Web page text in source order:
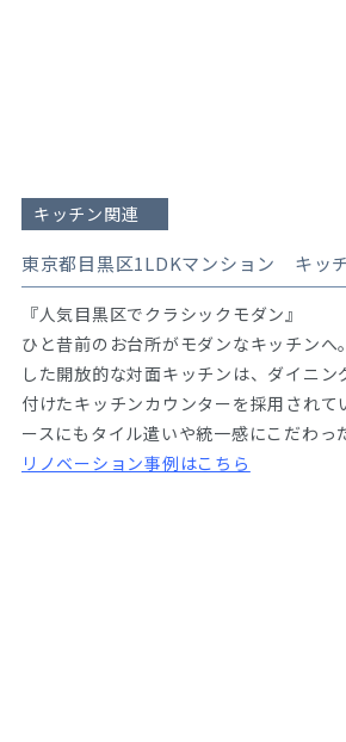
キッチン関連
東京都目黒区1LDKマンション キッ
『人気目黒区でクラシックモダン』
ひと昔前のお台所がモダンなキッチンへ
した開放的な対面キッチンは、ダイニン
付けたキッチンカウンターを採用されて
ースにもタイル遣いや統一感にこだわっ
リノベーション事例はこちら